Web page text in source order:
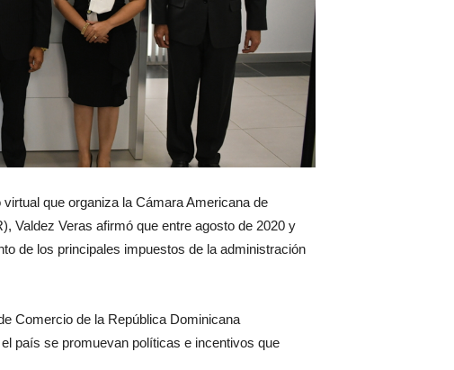
que organiza la Cámara Americana de
Valdez Veras afirmó que entre agosto de 2020 y
de los principales impuestos de la administración
Comercio de la República Dominicana
país se promuevan políticas e incentivos que